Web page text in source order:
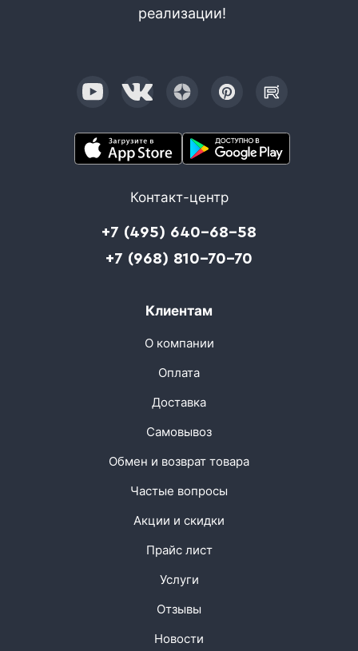
реализации!
Контакт-центр
+7 (495) 640-68-58
+7 (968) 810-70-70
Клиентам
О компании
Оплата
Доставка
Самовывоз
Обмен и возврат товара
Частые вопросы
Акции и скидки
Прайс лист
Услуги
Отзывы
Новости